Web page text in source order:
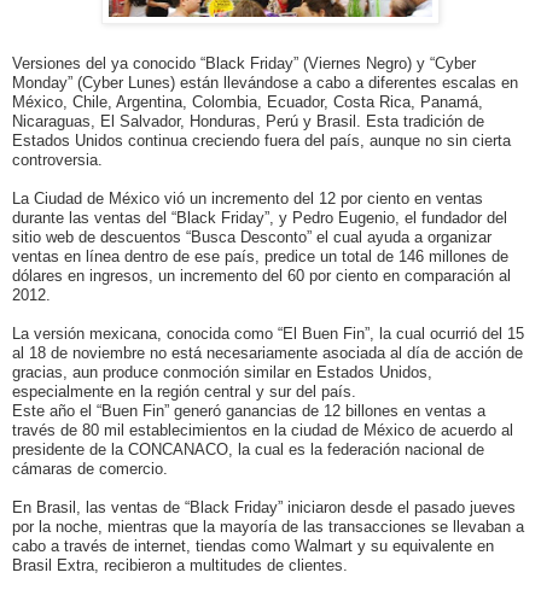
Versiones del ya conocido “Black Friday” (Viernes Negro) y “Cyber
Monday” (Cyber Lunes) están llevándose a cabo a diferentes escalas en
México, Chile, Argentina, Colombia, Ecuador, Costa Rica, Panamá,
Nicaraguas, El Salvador, Honduras, Perú y Brasil. Esta tradición de
Estados Unidos continua creciendo fuera del país, aunque no sin cierta
controversia.
La Ciudad de México vió un incremento del 12 por ciento en ventas
durante las ventas del “Black Friday”, y Pedro Eugenio, el fundador del
sitio web de descuentos “Busca Desconto” el cual ayuda a organizar
ventas en línea dentro de ese país, predice un total de 146 millones de
dólares en ingresos, un incremento del 60 por ciento en comparación al
2012.
La versión mexicana, conocida como “El Buen Fin”, la cual ocurrió del 15
al 18 de noviembre no está necesariamente asociada al día de acción de
gracias, aun produce conmoción similar en Estados Unidos,
especialmente en la región central y sur del país.
Este año el “Buen Fin” generó ganancias de 12 billones en ventas a
través de 80 mil establecimientos en la ciudad de México de acuerdo al
presidente de la CONCANACO, la cual es la federación nacional de
cámaras de comercio.
En Brasil, las ventas de “Black Friday” iniciaron desde el pasado jueves
por la noche, mientras que la mayoría de las transacciones se llevaban a
cabo a través de internet, tiendas como Walmart y su equivalente en
Brasil Extra, recibieron a multitudes de clientes.